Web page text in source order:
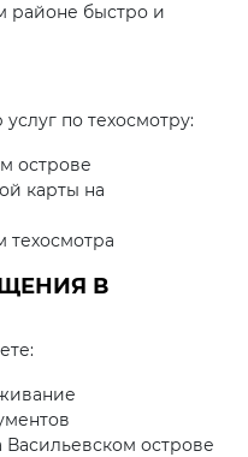
районе быстро и
по техосмотру:
острове
карты на
техосмотра
В
острове